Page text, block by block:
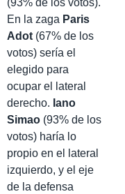
En la zaga Paris
Adot (67% de los
votos) sería el
elegido para
ocupar el lateral
derecho. Iano
Simao (93% de los
votos) haría lo
propio en el lateral
izquierdo, y el eje
de la defensa